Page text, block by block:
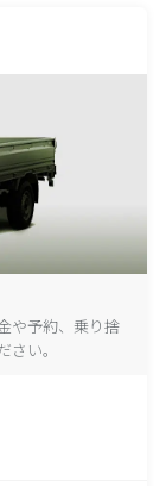
や予約、乗り捨
い。